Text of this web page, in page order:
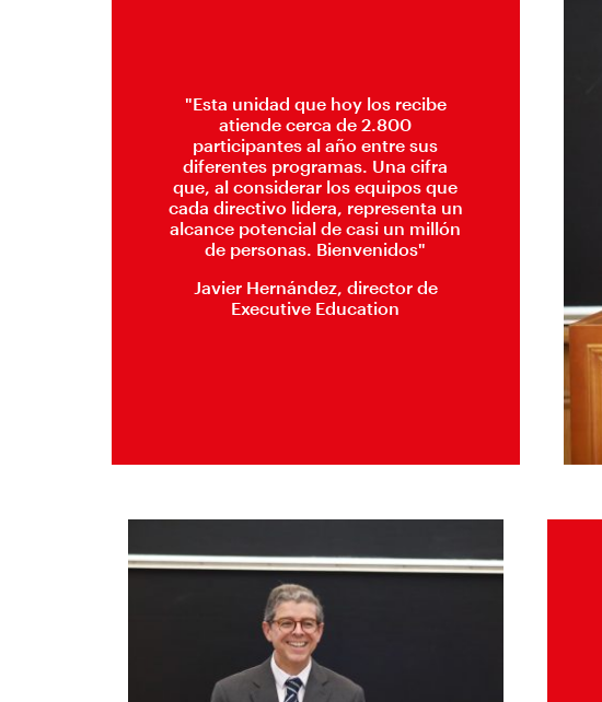
"Esta unidad que hoy los recibe
atiende cerca de 2.800
participantes al año entre sus
diferentes programas. Una cifra
que, al considerar los equipos que
cada directivo lidera, representa un
alcance potencial de casi un millón
de personas. Bienvenidos"
Javier Hernández, director de
Executive Education